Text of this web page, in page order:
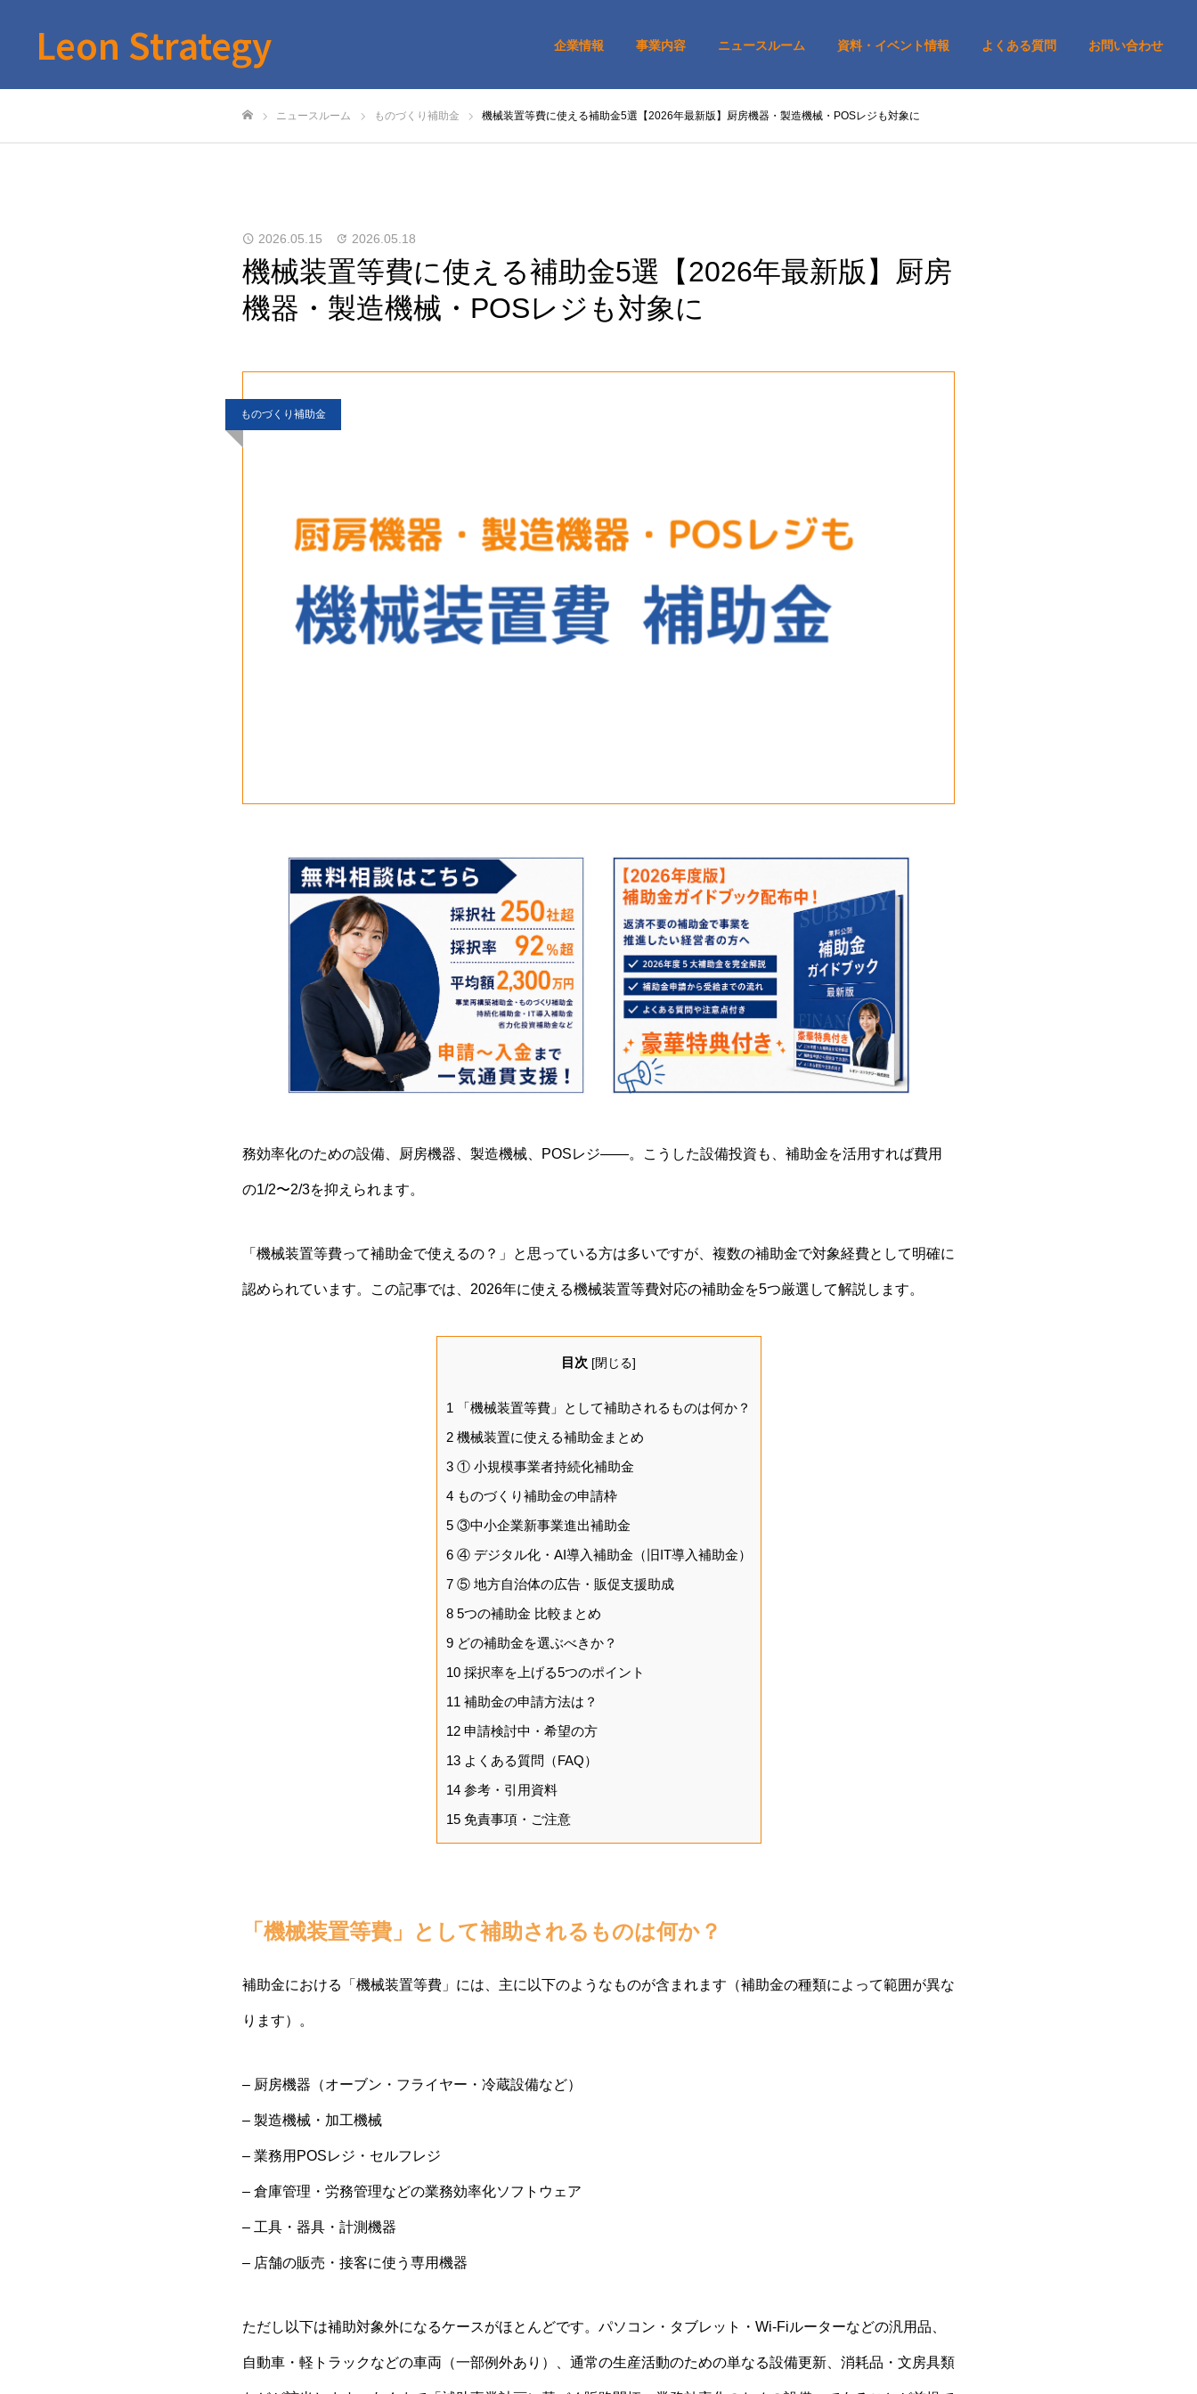
Leon Strategy 企業情報 事業内容 ニュースルーム 資料・イベント情報 よくある質問 お問い合わせ
ニュースルーム ものづくり補助金 機械装置等費に使える補助金5選【2026年最新版】厨房機器・製造機械・POSレジも対象に
2026.05.15 2026.05.18
機械装置等費に使える補助金5選【2026年最新版】厨房
機器・製造機械・POSレジも対象に
ものづくり補助金
務効率化のための設備、厨房機器、製造機械、POSレジ——。こうした設備投資も、補助金を活用すれば費用
の1/2〜2/3を抑えられます。
「機械装置等費って補助金で使えるの？」と思っている方は多いですが、複数の補助金で対象経費として明確に
認められています。この記事では、2026年に使える機械装置等費対応の補助金を5つ厳選して解説します。
目次 [閉じる]
1 「機械装置等費」として補助されるものは何か？
2機械装置に使える補助金まとめ
3① 小規模事業者持続化補助金
4ものづくり補助金の申請枠
5③中小企業新事業進出補助金
6④ デジタル化・AI導入補助金（旧IT導入補助金）
7⑤ 地方自治体の広告・販促支援助成
85つの補助金 比較まとめ
9どの補助金を選ぶべきか？
10採択率を上げる5つのポイント
11 補助金の申請方法は？
12申請検討中・希望の方
13よくある質問（FAQ）
14参考・引用資料
15免責事項・ご注意
「機械装置等費」として補助されるものは何か？
補助金における「機械装置等費」には、主に以下のようなものが含まれます（補助金の種類によって範囲が異な
ります）。
– 厨房機器（オーブン・フライヤー・冷蔵設備など）
– 製造機械・加工機械
– 業務用POSレジ・セルフレジ
– 倉庫管理・労務管理などの業務効率化ソフトウェア
– 工具・器具・計測機器
– 店舗の販売・接客に使う専用機器
ただし以下は補助対象外になるケースがほとんどです。パソコン・タブレット・Wi-Fiルーターなどの汎用品、
自動車・軽トラックなどの車両（一部例外あり）、通常の生産活動のための単なる設備更新、消耗品・文房具類